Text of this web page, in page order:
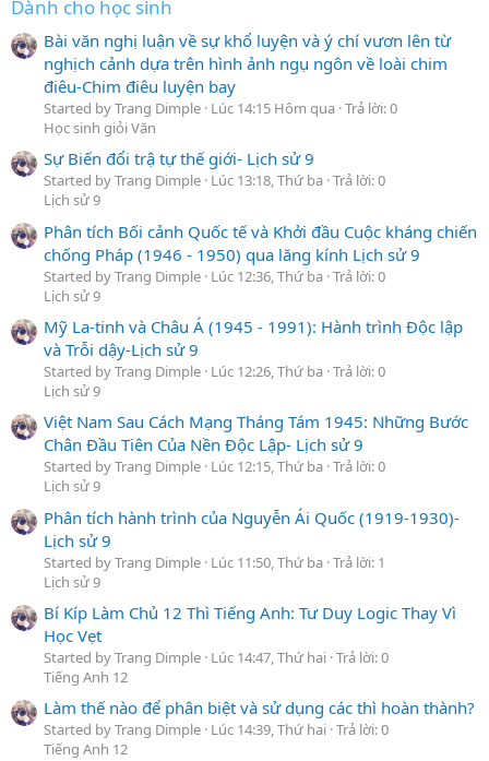
Dành cho học sinh
Bài văn nghị luận về sự khổ luyện và ý chí vươn lên từ
nghịch cảnh dựa trên hình ảnh ngụ ngôn về loài chim
điêu-Chim điêu luyện bay
Started by Trang Dimple Lúc 14:15 Hôm qua Trả lời: 0
Học sinh giỏi Văn
Sự Biến đổi trậ tự thế giới- Lịch sử 9
Started by Trang Dimple Lúc 13:18, Thứ ba Trả lời: 0
Lịch sử 9
Phân tích Bối cảnh Quốc tế và Khởi đầu Cuộc kháng chiến
chống Pháp (1946 - 1950) qua lăng kính Lịch sử 9
Started by Trang Dimple Lúc 12:36, Thứ ba Trả lời: 0
Lịch sử 9
Mỹ La-tinh và Châu Á (1945 - 1991): Hành trình Độc lập
và Trỗi dậy-Lịch sử 9
Started by Trang Dimple Lúc 12:26, Thứ ba Trả lời: 0
Lịch sử 9
Việt Nam Sau Cách Mạng Tháng Tám 1945: Những Bước
Chân Đầu Tiên Của Nền Độc Lập- Lịch sử 9
Started by Trang Dimple Lúc 12:15, Thứ ba Trả lời: 0
Lịch sử 9
Phân tích hành trình của Nguyễn Ái Quốc (1919-1930)-
Lịch sử 9
Started by Trang Dimple Lúc 11:50, Thứ ba Trả lời: 1
Lịch sử 9
Bí Kíp Làm Chủ 12 Thì Tiếng Anh: Tư Duy Logic Thay Vì
Học Vẹt
Started by Trang Dimple Lúc 14:47, Thứ hai Trả lời: 0
Tiếng Anh 12
Làm thế nào để phân biệt và sử dụng các thì hoàn thành?
Started by Trang Dimple Lúc 14:39, Thứ hai Trả lời: 0
Tiếng Anh 12